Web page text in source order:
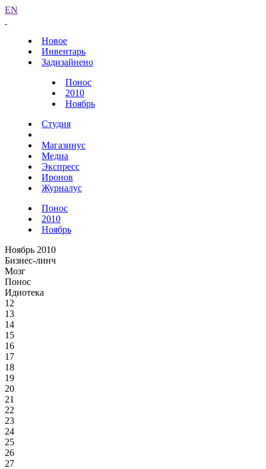
EN
Новое
Инвентарь
Задизайнено
Понос
2010
Ноябрь
Студия
Магазинус
Медиа
Экспресс
Иронов
Журналус
Понос
2010
Ноябрь
Ноябрь 2010
Бизнес-линч
Мозг
Понос
Идиотека
12
13
14
15
16
17
18
19
20
21
22
23
24
25
26
27